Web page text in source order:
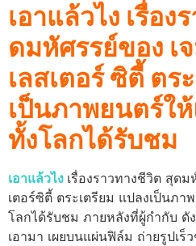
เอาแล้วไง เรื่อ
ดมหัศรรย์ของ เ
เลสเตอร์ ซิตี้ ตร
เป็นภาพยนตร์ใ
ทั้งโลกได้รับชม
เอาแล้วไง เรื่องราวทางชีวิต สุด
เตอร์ซิตี้ ตระเตรียม แปลงเป็นภ
โลกได้รับชม ภายหลังที่ผู้กำกับ ดั
เอามา เผยบนแผ่นฟิล์ม ถ่ายรูปเร็